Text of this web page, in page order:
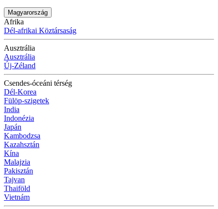
Magyarország
Afrika
Dél-afrikai Köztársaság
Ausztrália
Ausztrália
Új-Zéland
Csendes-óceáni térség
Dél-Korea
Fülöp-szigetek
India
Indonézia
Japán
Kambodzsa
Kazahsztán
Kína
Malajzia
Pakisztán
Tajvan
Thaiföld
Vietnám